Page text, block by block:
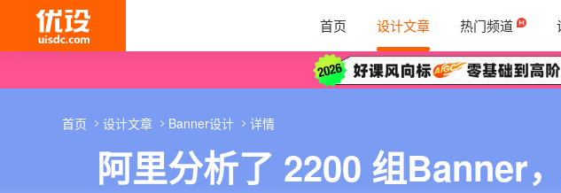
首页 设计文章 热门频道
阿里分析了 2200 组Banner
首页 设计文章 Banner设计 详情